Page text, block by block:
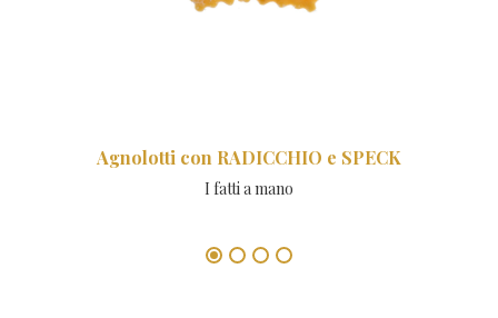
Agnolotti con RADICCHIO e SPECK
I fatti a mano